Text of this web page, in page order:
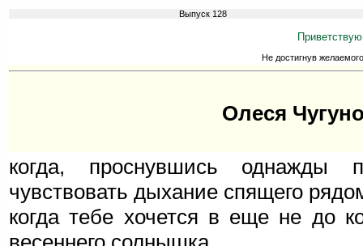
Выпуск 128
Не достигнув
Олеся
когда, проснувшись однажды
чувствовать дыхание спящего
когда тебе хочется в еще не до